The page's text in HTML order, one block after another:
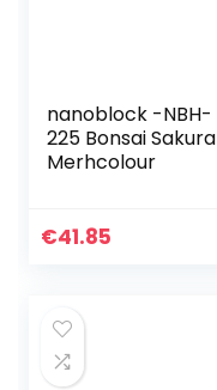
nanoblock -NBH-
225 Bonsai Sakura
Merhcolour
€41.85